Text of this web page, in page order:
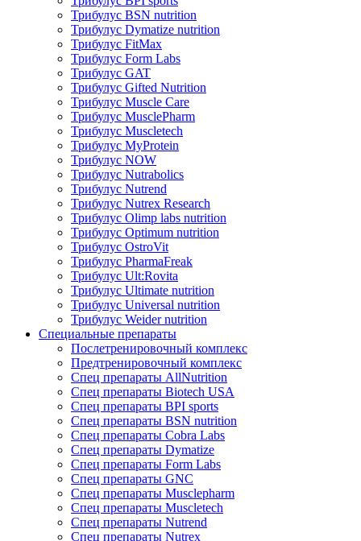
Трибулус BSN nutrition
Трибулус Dymatize nutrition
Трибулус FitMax
Трибулус Form Labs
Трибулус GAT
Трибулус Gifted Nutrition
Трибулус Muscle Care
Трибулус MusclePharm
Трибулус Muscletech
Трибулус MyProtein
Трибулус NOW
Трибулус Nutrabolics
Трибулус Nutrend
Трибулус Nutrex Research
Трибулус Olimp labs nutrition
Трибулус Optimum nutrition
Трибулус OstroVit
Трибулус PharmaFreak
Трибулус Ult:Rovita
Трибулус Ultimate nutrition
Трибулус Universal nutrition
Трибулус Weider nutrition
Специальные препараты
Послетренировочный комплекс
Предтренировочный комплекс
Спец препараты AllNutrition
Спец препараты Biotech USA
Спец препараты BPI sports
Спец препараты BSN nutrition
Спец препараты Cobra Labs
Спец препараты Dymatize
Спец препараты Form Labs
Спец препараты GNC
Спец препараты Musclepharm
Спец препараты Muscletech
Спец препараты Nutrend
Спец препараты Nutrex